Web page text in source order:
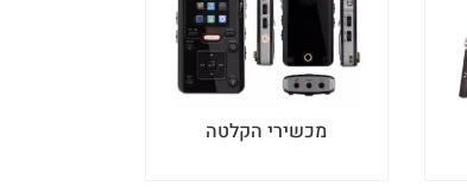
מכשירי הקלטה